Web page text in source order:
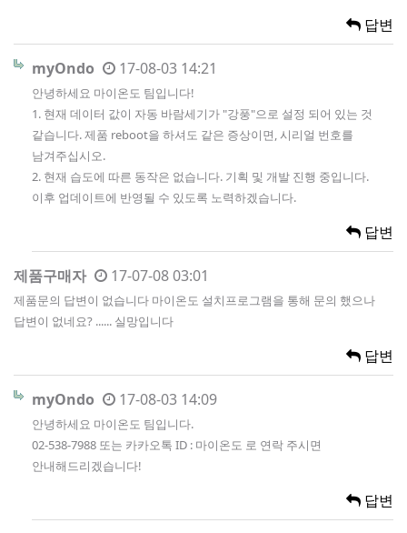
답변
myOndo 17-08-03 14:21
안녕하세요 마이온도 팀입니다!
1. 현재 데이터 값이 자동 바람세기가 "강풍"으로 설정 되어 있는 것
같습니다. 제품 reboot을 하셔도 같은 증상이면, 시리얼 번호를
남겨주십시오.
2. 현재 습도에 따른 동작은 없습니다. 기획 및 개발 진행 중입니다.
이후 업데이트에 반영될 수 있도록 노력하겠습니다.
답변
제품구매자 17-07-08 03:01
제품문의 답변이 없습니다 마이온도 설치프로그램을 통해 문의 했으나
답변이 없네요? ...... 실망입니다
답변
myOndo 17-08-03 14:09
안녕하세요 마이온도 팀입니다.
02-538-7988 또는 카카오톡 ID : 마이온도 로 연락 주시면
안내해드리겠습니다!
답변